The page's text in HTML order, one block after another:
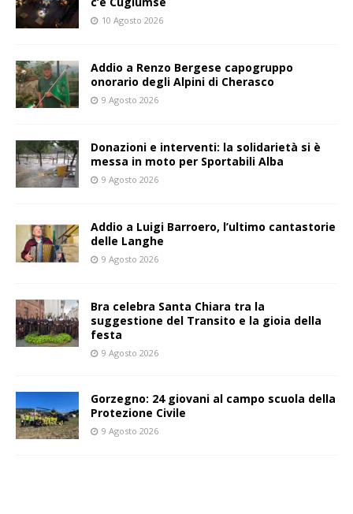
10 Agosto 2026
Addio a Renzo Bergese capogruppo
onorario degli Alpini di Cherasco
9 Agosto 2026
Donazioni e interventi: la solidarietà si è
messa in moto per Sportabili Alba
9 Agosto 2026
Addio a Luigi Barroero, l’ultimo cantastorie
delle Langhe
9 Agosto 2026
Bra celebra Santa Chiara tra la
suggestione del Transito e la gioia della
festa
9 Agosto 2026
Gorzegno: 24 giovani al campo scuola della
Protezione Civile
9 Agosto 2026